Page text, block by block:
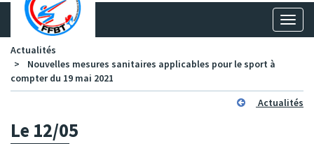
Actualités
Nouvelles mesures sanitaires applicables pour le sport à
compter du 19 mai 2021
Actualités
Le 12/05